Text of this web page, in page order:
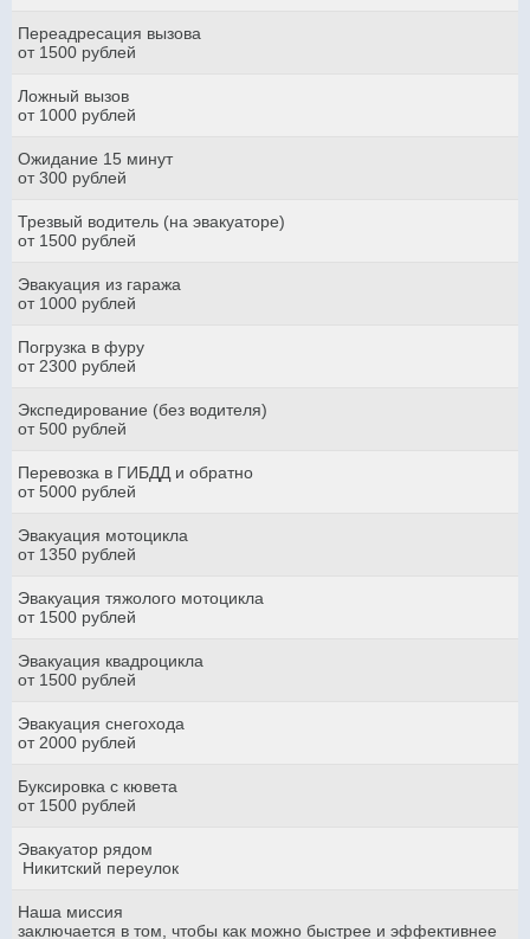
Переадресация вызова
от 1500 рублей
Ложный вызов
от 1000 рублей
Ожидание 15 минут
от 300 рублей
Трезвый водитель (на эвакуаторе)
от 1500 рублей
Эвакуация из гаража
от 1000 рублей
Погрузка в фуру
от 2300 рублей
Экспедирование (без водителя)
от 500 рублей
Перевозка в ГИБДД и обратно
от 5000 рублей
Эвакуация мотоцикла
от 1350 рублей
Эвакуация тяжолого мотоцикла
от 1500 рублей
Эвакуация квадроцикла
от 1500 рублей
Эвакуация снегохода
от 2000 рублей
Буксировка с кювета
от 1500 рублей
Эвакуатор рядом
Никитский переулок
Наша миссия
заключается в том, чтобы как можно быстрее и эффективнее